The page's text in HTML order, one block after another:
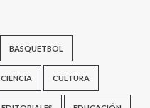
BASQUETBOL
CIENCIA CULTURA